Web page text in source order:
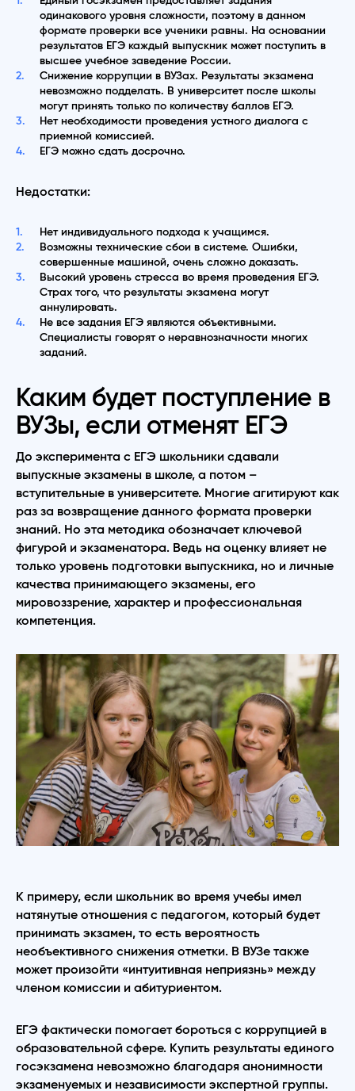
одинакового уровня сложности, поэтому в данном
формате проверки все ученики равны. На основании
результатов ЕГЭ каждый выпускник может поступить в
высшее учебное заведение России.
Снижение коррупции в ВУЗах. Результаты экзамена
невозможно подделать. В университет после школы
могут принять только по количеству баллов ЕГЭ.
Нет необходимости проведения устного диалога с
приемной комиссией.
ЕГЭ можно сдать досрочно.
Недостатки:
Нет индивидуального подхода к учащимся.
Возможны технические сбои в системе. Ошибки,
совершенные машиной, очень сложно доказать.
Высокий уровень стресса во время проведения ЕГЭ.
Страх того, что результаты экзамена могут
аннулировать.
Не все задания ЕГЭ являются объективными.
Специалисты говорят о неравнозначности многих
заданий.
Каким будет поступление в
ВУЗы, если отменят ЕГЭ
До эксперимента с ЕГЭ школьники сдавали
выпускные экзамены в школе, а потом –
вступительные в университете. Многие агитируют как
раз за возвращение данного формата проверки
знаний. Но эта методика обозначает ключевой
фигурой и экзаменатора. Ведь на оценку влияет не
только уровень подготовки выпускника, но и личные
качества принимающего экзамены, его
мировоззрение, характер и профессиональная
компетенция.
К примеру, если школьник во время учебы имел
натянутые отношения с педагогом, который будет
принимать экзамен, то есть вероятность
необъективного снижения отметки. В ВУЗе также
может произойти «интуитивная неприязнь» между
членом комиссии и абитуриентом.
ЕГЭ фактически помогает бороться с коррупцией в
образовательной сфере. Купить результаты единого
госэкзамена невозможно благодаря анонимности
экзаменуемых и независимости экспертной группы.